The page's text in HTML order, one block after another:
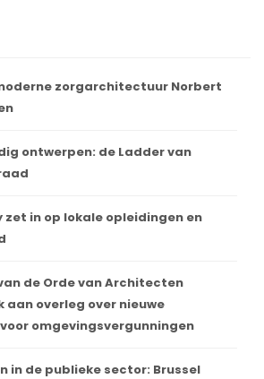
zorgarchitectuur Norbert
ontwerpen: de Ladder van
zet in op lokale opleidingen en
de Orde van Architecten
overleg over nieuwe
omgevingsvergunningen
in de publieke sector: Brussel